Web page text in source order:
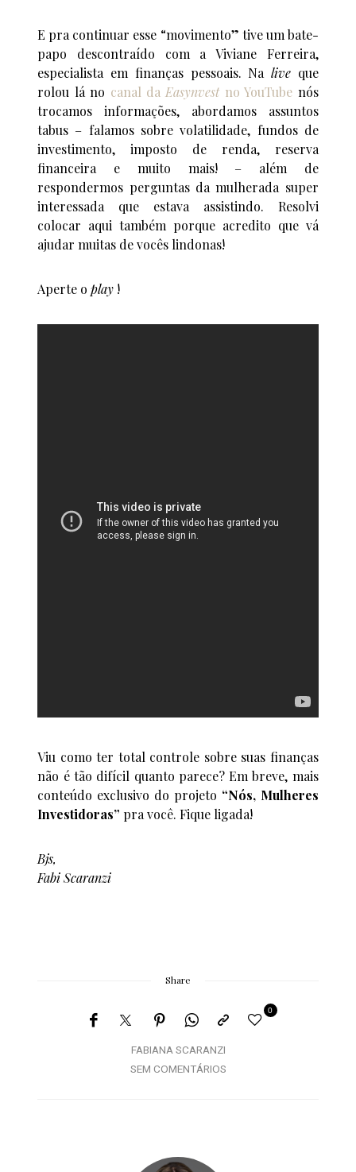
E pra continuar esse “movimento” tive um bate-
papo descontraído com a Viviane Ferreira,
especialista em finanças pessoais. Nalive que
rolou lá no canal daEasynvestno YouTube nós
trocamos informações, abordamos assuntos
tabus – falamos sobre volatilidade, fundos de
investimento, imposto de renda, reserva
financeira e muito mais! – além de
respondermos perguntas da mulherada super
interessada que estava assistindo. Resolvi
colocar aqui também porque acredito que vá
ajudar muitas de vocês lindonas!
Aperte oplay !
Viu como ter total controle sobre suas finanças
não é tão difícil quanto parece? Em breve, mais
conteúdo exclusivo do projeto “Nós, Mulheres
Investidoras” pra você. Fique ligada!
Bjs,
Fabi Scaranzi
Share
FABIANA SCARANZI
0
SEM COMENTÁRIOS